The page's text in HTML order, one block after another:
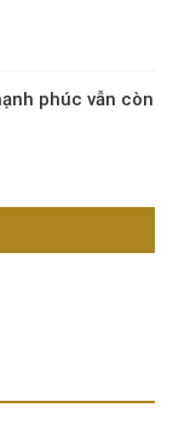
phúc vẫn còn